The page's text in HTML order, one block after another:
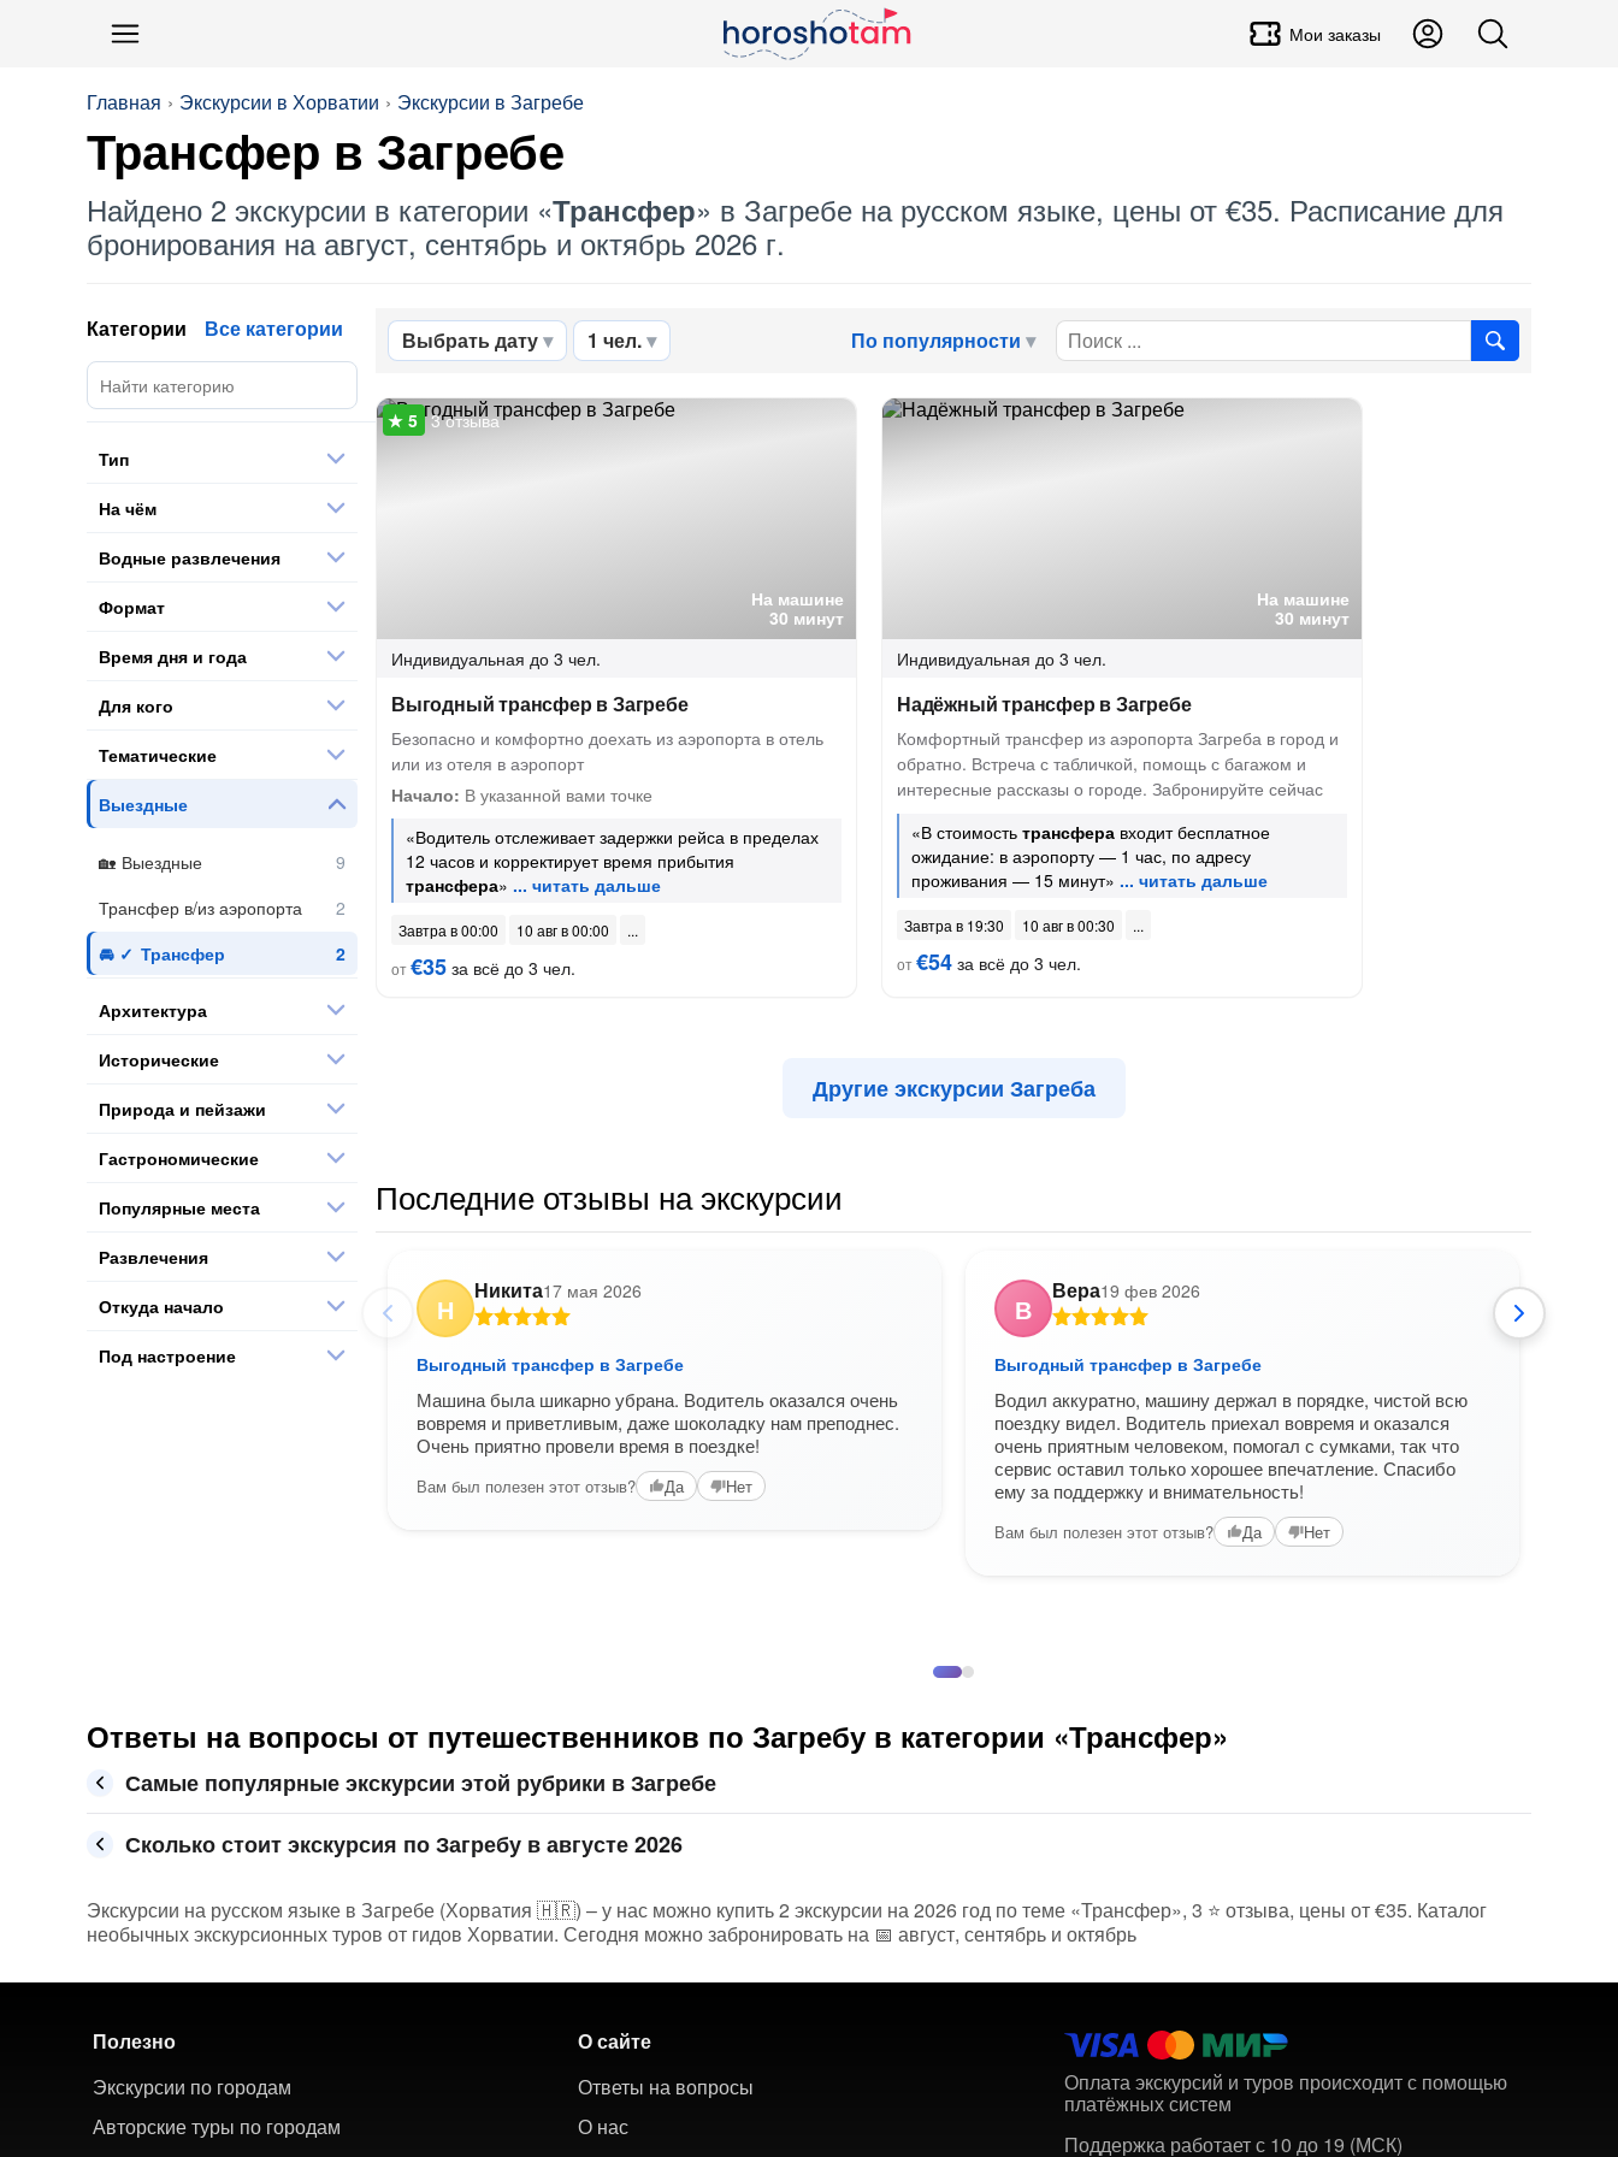
Мои заказы
Главная Экскурсии в Хорватии Экскурсии в Загребе
Трансфер в Загребе
Найдено 2 экскурсии в категории «Трансфер» в Загребе на русском языке, цены от €35. Расписание для
бронирования на август, сентябрь и октябрь 2026 г.
Выбрать дату 1 чел. По популярности
На машине
30 минут
3 отзыва
Индивидуальная до 3 чел.
Выгодный трансфер в Загребе
Безопасно и комфортно доехать из аэропорта в отель
или из отеля в аэропорт
Начало: В указанной вами точке
«Водитель отслеживает задержки рейса в пределах
12 часов и корректирует время прибытия
трансфера»
Завтра в 00:00
10 авг в 00:00
от€35 за всё до 3 чел.
На машине
30 минут
Индивидуальная до 3 чел.
Надёжный трансфер в Загребе
Комфортный трансфер из аэропорта Загреба в город и
обратно. Встреча с табличкой, помощь с багажом и
интересные рассказы о городе. Забронируйте сейчас
«В стоимость трансфера входит бесплатное
ожидание: в аэропорту — 1 час, по адресу
проживания — 15 минут»
Завтра в 19:30
10 авг в 00:30
от€54 за всё до 3 чел.
Другие экскурсии Загреба
Последние отзывы на экскурсии
Н
Никита17 мая 2026
Выгодный трансфер в Загребе
Машина была шикарно убрана. Водитель оказался очень
вовремя и приветливым, даже шоколадку нам преподнес.
Очень приятно провели время в поездке!
Вам был полезен этот отзыв? Да Нет
В
Вера19 фев 2026
Выгодный трансфер в Загребе
Водил аккуратно, машину держал в порядке, чистой всю
поездку видел. Водитель приехал вовремя и оказался
очень приятным человеком, помогал с сумками, так что
сервис оставил только хорошее впечатление. Спасибо
ему за поддержку и внимательность!
Вам был полезен этот отзыв? Да Нет
Категории Все категории
Тип
На чём
Водные развлечения
Формат
Время дня и года
Для кого
Тематические
Выездные
Выездные
Трансфер в/из аэропорта
Трансфер
Архитектура
Исторические
Природа и пейзажи
Гастрономические
Популярные места
Развлечения
Откуда начало
Под настроение
Ответы на вопросы от путешественников по Загребу в категории «Трансфер»
Самые популярные экскурсии этой рубрики в Загребе
Сколько стоит экскурсия по Загребу в августе 2026
Экскурсии на русском языке в Загребе (Хорватия 🇭🇷) – у нас можно купить 2 экскурсии на 2026 год по теме «Трансфер», 3 ⭐ отзыва, цены от €35. Каталог
необычных экскурсионных туров от гидов Хорватии. Сегодня можно забронировать на 📅 август, сентябрь и октябрь
Полезно
Экскурсии по городам
Авторские туры по городам
О сайте
Ответы на вопросы
О нас
Оплата экскурсий и туров происходит с помощью
платёжных систем
Поддержка работает с 10 до 19 (МСК)